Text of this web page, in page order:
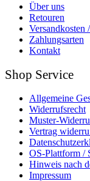
Über uns
Retouren
Versandkosten
Zahlungsarten
Kontakt
Shop Service
Allgemeine
Widerrufsrecht
Muster-
Vertrag
OS-Plattform /
Hinweis nach
Impressum